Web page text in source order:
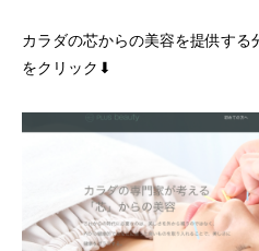
カラダの芯からの美容を提供する
をクリック⬇︎